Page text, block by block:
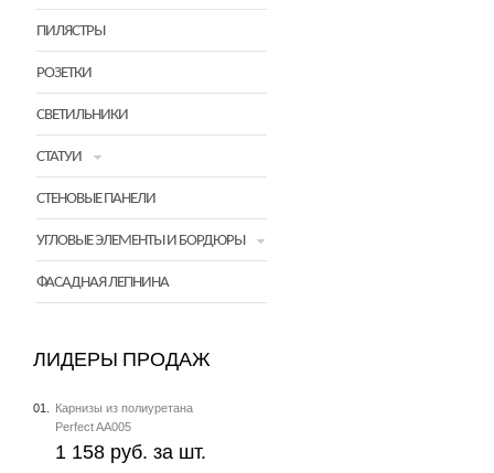
ПИЛЯСТРЫ
РОЗЕТКИ
СВЕТИЛЬНИКИ
СТАТУИ
СТЕНОВЫЕ ПАНЕЛИ
УГЛОВЫЕ ЭЛЕМЕНТЫ И БОРДЮРЫ
ФАСАДНАЯ ЛЕПНИНА
ЛИДЕРЫ ПРОДАЖ
01.
Карнизы из полиуретана
Perfect AA005
1 158 руб. за шт.